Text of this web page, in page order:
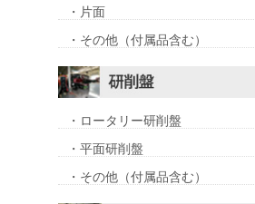
・片面
・その他（付属品含む）
・ロータリー研削盤
・平面研削盤
・その他（付属品含む）